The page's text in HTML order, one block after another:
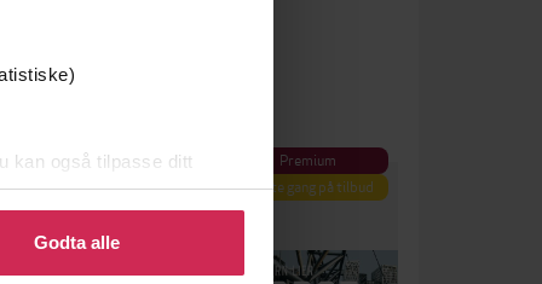
kan også tilpasse ditt
eller endre ditt samtykke.
Godta alle
Premium
Første gang på tilbud